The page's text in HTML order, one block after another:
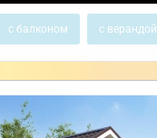
с балконом с верандой